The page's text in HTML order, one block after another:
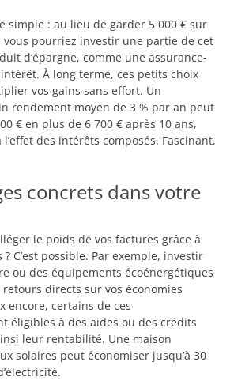
simple : au lieu de garder 5 000 € sur
pourriez investir une partie de cet
d’épargne, comme une assurance-
À long terme, ces petits choix
vos gains sans effort. Un
rendement moyen de 3 % par an peut
€ en plus de 6 700 € après 10 ans,
des intérêts composés. Fascinant,
concrets dans votre
le poids de vos factures grâce à
C’est possible. Par exemple, investir
ou des équipements écoénergétiques
directs sur vos économies
encore, certains de ces
éligibles à des aides ou des crédits
leur rentabilité. Une maison
solaires peut économiser jusqu’à 30